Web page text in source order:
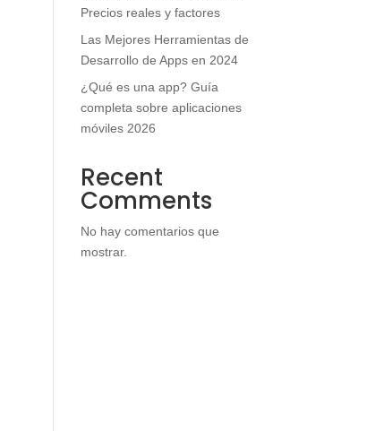
Precios reales y factores
Las Mejores Herramientas de
Desarrollo de Apps en 2024
¿Qué es una app? Guía
completa sobre aplicaciones
móviles 2026
Recent
Comments
No hay comentarios que
mostrar.